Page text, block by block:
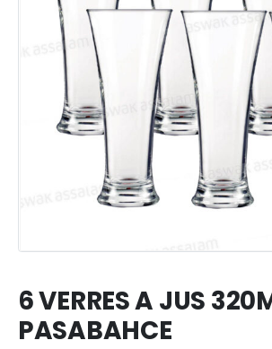
6 VERRES A JUS
PASABAHCE